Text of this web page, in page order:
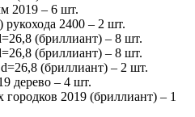
2019 – 6 шт.
2400 – 2 шт.
(бриллиант) – 8 шт.
(бриллиант) – 8 шт.
(бриллиант) – 2 шт.
дерево – 4 шт.
2019 (бриллиант) – 1